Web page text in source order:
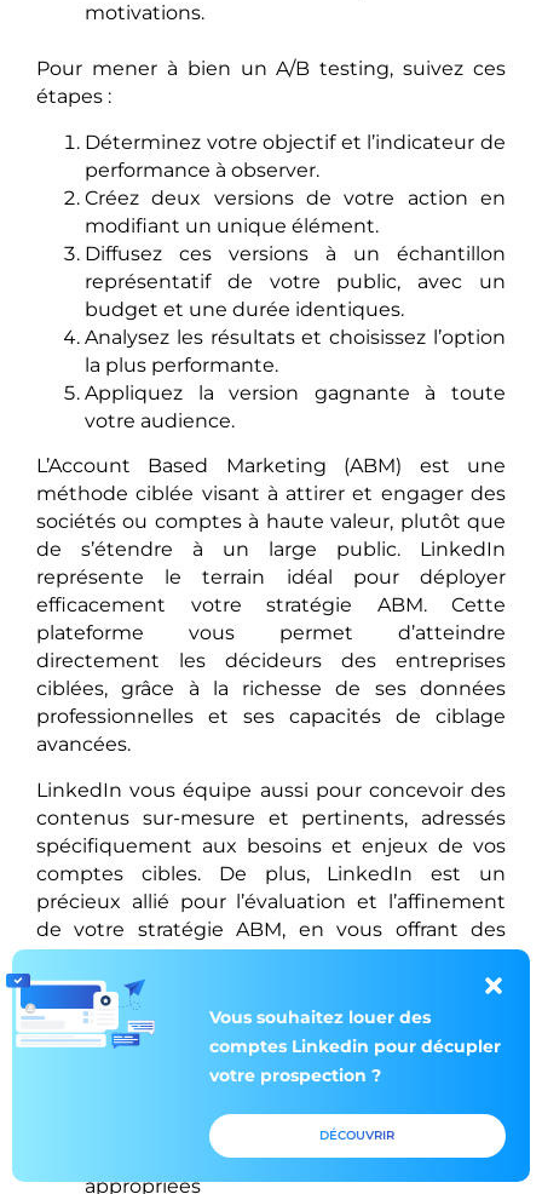
motivations.
Pour mener à bien un A/B testing, suivez ces
étapes :
Déterminez votre objectif et l’indicateur de
performance à observer.
Créez deux versions de votre action en
modifiant un unique élément.
Diffusez ces versions à un échantillon
représentatif de votre public, avec un
budget et une durée identiques.
Analysez les résultats et choisissez l’option
la plus performante.
Appliquez la version gagnante à toute
votre audience.
L’Account Based Marketing (ABM) est une
méthode ciblée visant à attirer et engager des
sociétés ou comptes à haute valeur, plutôt que
de s’étendre à un large public. LinkedIn
représente le terrain idéal pour déployer
efficacement votre stratégie ABM. Cette
plateforme vous permet d’atteindre
directement les décideurs des entreprises
ciblées, grâce à la richesse de ses données
professionnelles et ses capacités de ciblage
avancées.
LinkedIn vous équipe aussi pour concevoir des
contenus sur-mesure et pertinents, adressés
spécifiquement aux besoins et enjeux de vos
comptes cibles. De plus, LinkedIn est un
précieux allié pour l’évaluation et l’affinement
de votre stratégie ABM, en vous offrant des
indicateurs de performance et des retours
d’expérience.
Pour réussir l’ABM sur LinkedIn, assurez-vous de
suivre ces étapes :
mise en œuvre sur LinkedIn
Déterminer et pointer les sociétés
appropriées
Vous souhaitez louer des
comptes Linkedin pour décupler
votre prospection ?
DÉCOUVRIR